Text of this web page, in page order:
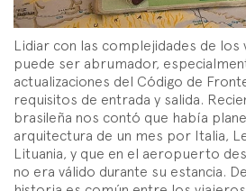
Lidiar con las complejidades de los
puede ser abrumador,
actualizaciones del Código de
requisitos de entrada y salida.
brasileña nos contó que había
arquitectura de un mes por Italia,
Lituania, y que en el aeropuerto
no era válido durante su estancia.